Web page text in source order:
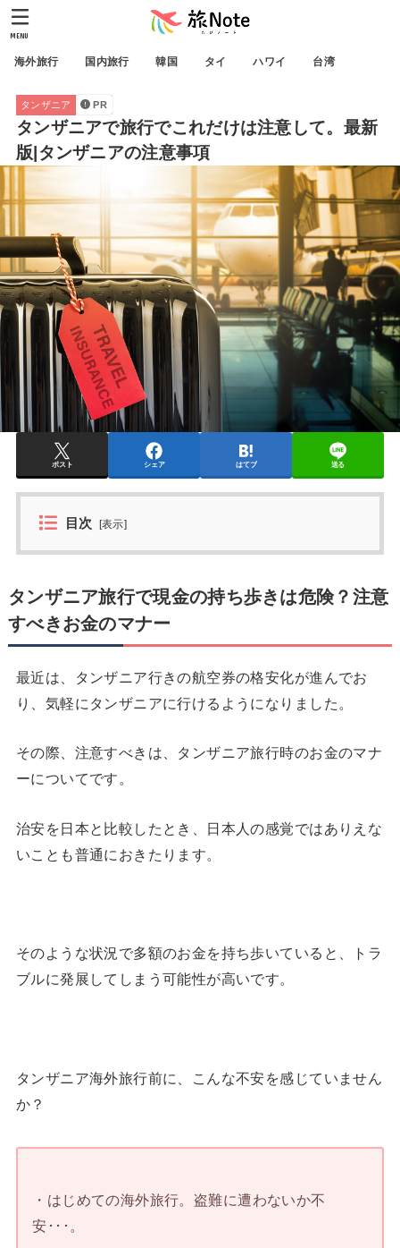
海外旅行 国内旅行 韓国 タイ ハワイ 台湾
MENU
タンザニア PR
タンザニアで旅行でこれだけは注意して。最新
版|タンザニアの注意事項
ポスト シェア はてブ 送る
目次 [表示]
タンザニア旅行で現金の持ち歩きは危険？注意
すべきお金のマナー
最近は、タンザニア行きの航空券の格安化が進んでお
り、気軽にタンザニアに行けるようになりました。
その際、注意すべきは、タンザニア旅行時のお金のマナ
ーについてです。
治安を日本と比較したとき、日本人の感覚ではありえな
いことも普通におきたります。
そのような状況で多額のお金を持ち歩いていると、トラ
ブルに発展してしまう可能性が高いです。
タンザニア海外旅行前に、こんな不安を感じていません
か？
・はじめての海外旅行。盗難に遭わないか不
安･･･。